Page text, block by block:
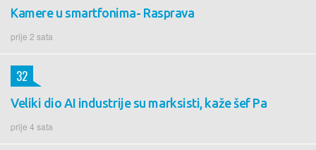
Kamere u smartfonima- Rasprava
prije 2 sata
Veliki dio AI industrije su marksisti, kaže šef Pa
prije 4 sata
32